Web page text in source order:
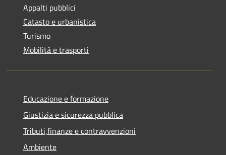
Appalti pubblici
Catasto e urbanistica
Turismo
Mobilità e trasporti
Educazione e formazione
Giustizia e sicurezza pubblica
Tributi,finanze e contravvenzioni
Ambiente